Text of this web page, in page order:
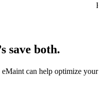
save both.
can help optimize your